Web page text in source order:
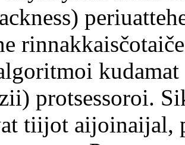
protsessoroi.
tiijot aijoinaijal,